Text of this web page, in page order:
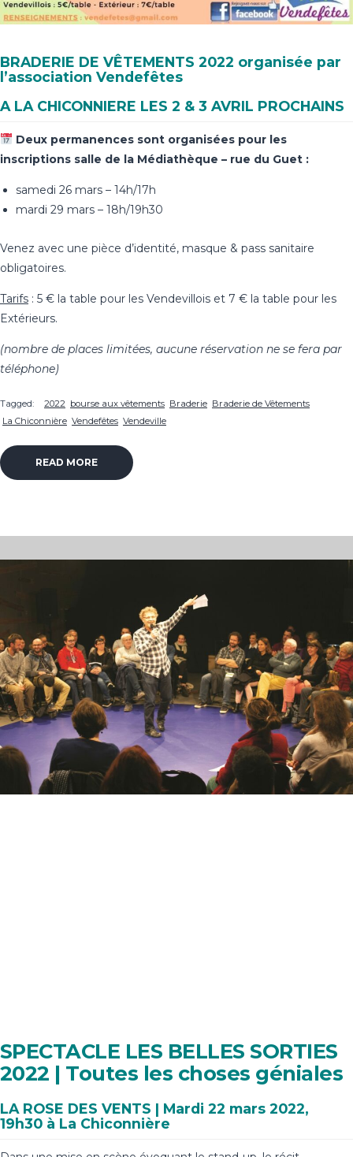
BRADERIE DE VÊTEMENTS 2022 organisée par
l’association Vendefêtes
A LA CHICONNIERE LES 2 & 3 AVRIL PROCHAINS
Deux permanences sont organisées pour les
inscriptions salle de la Médiathèque – rue du Guet :
samedi 26 mars – 14h/17h
mardi 29 mars – 18h/19h30
Venez avec une pièce d’identité, masque & pass sanitaire
obligatoires.
Tarifs : 5 € la table pour les Vendevillois et 7 € la table pour les
Extérieurs.
(nombre de places limitées, aucune réservation ne se fera par
téléphone)
Tagged: 2022 bourse aux vêtements Braderie Braderie de Vêtements
La Chiconnière Vendefêtes Vendeville
READ MORE
SPECTACLE LES BELLES SORTIES
2022 | Toutes les choses géniales
LA ROSE DES VENTS | Mardi 22 mars 2022,
19h30 à La Chiconnière